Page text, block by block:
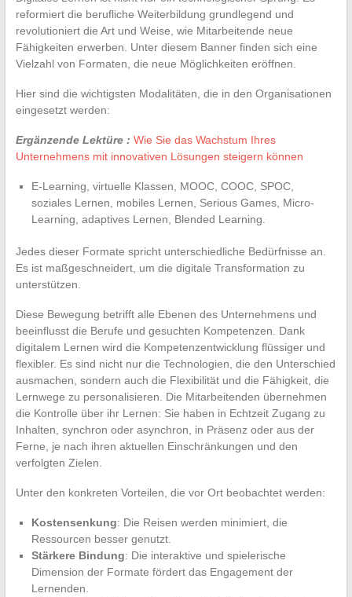
reformiert die berufliche Weiterbildung grundlegend und
revolutioniert die Art und Weise, wie Mitarbeitende neue
Fähigkeiten erwerben. Unter diesem Banner finden sich eine
Vielzahl von Formaten, die neue Möglichkeiten eröffnen.
Hier sind die wichtigsten Modalitäten, die in den Organisationen
eingesetzt werden:
Ergänzende Lektüre : Wie Sie das Wachstum Ihres
Unternehmens mit innovativen Lösungen steigern können
E-Learning, virtuelle Klassen, MOOC, COOC, SPOC,
soziales Lernen, mobiles Lernen, Serious Games, Micro-
Learning, adaptives Lernen, Blended Learning.
Jedes dieser Formate spricht unterschiedliche Bedürfnisse an.
Es ist maßgeschneidert, um die digitale Transformation zu
unterstützen.
Diese Bewegung betrifft alle Ebenen des Unternehmens und
beeinflusst die Berufe und gesuchten Kompetenzen. Dank
digitalem Lernen wird die Kompetenzentwicklung flüssiger und
flexibler. Es sind nicht nur die Technologien, die den Unterschied
ausmachen, sondern auch die Flexibilität und die Fähigkeit, die
Lernwege zu personalisieren. Die Mitarbeitenden übernehmen
die Kontrolle über ihr Lernen: Sie haben in Echtzeit Zugang zu
Inhalten, synchron oder asynchron, in Präsenz oder aus der
Ferne, je nach ihren aktuellen Einschränkungen und den
verfolgten Zielen.
Unter den konkreten Vorteilen, die vor Ort beobachtet werden:
Kostensenkung: Die Reisen werden minimiert, die
Ressourcen besser genutzt.
Stärkere Bindung: Die interaktive und spielerische
Dimension der Formate fördert das Engagement der
Lernenden.